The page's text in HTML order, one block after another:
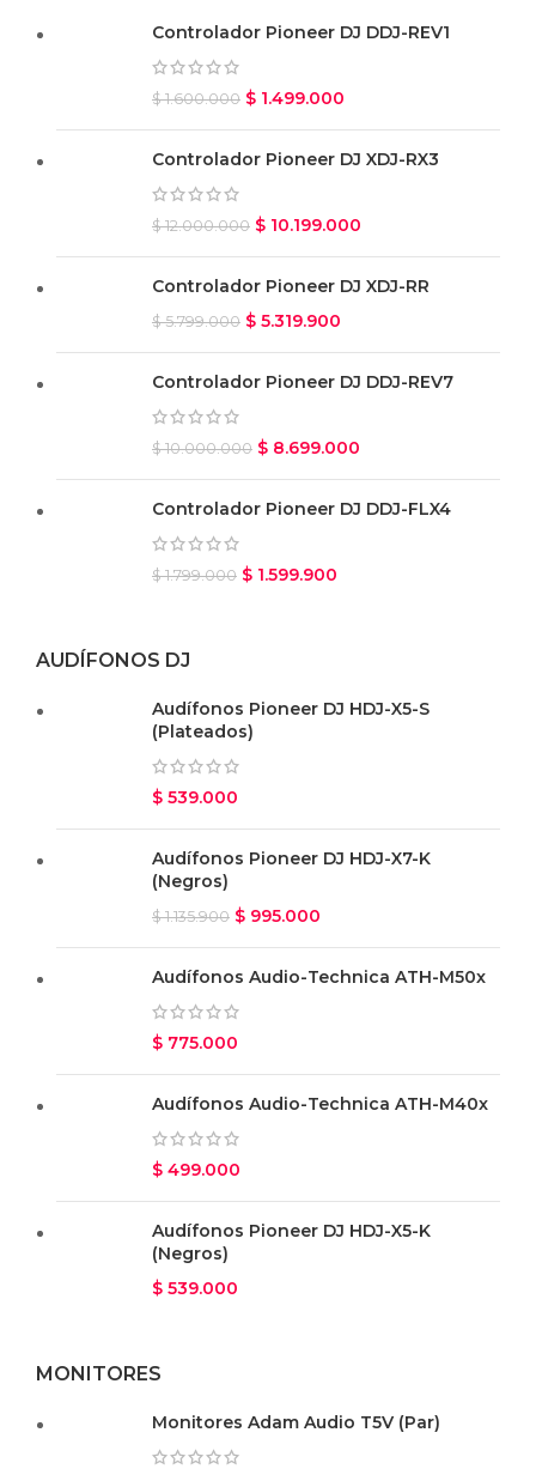
Controlador Pioneer DJ DDJ-REV1
$1.600.000 $ 1.499.000
Controlador Pioneer DJ XDJ-RX3
$12.000.000 $ 10.199.000
Controlador Pioneer DJ XDJ-RR
$5.799.000 $ 5.319.900
Controlador Pioneer DJ DDJ-REV7
$10.000.000 $ 8.699.000
Controlador Pioneer DJ DDJ-FLX4
$1.799.000 $ 1.599.900
AUDÍFONOS DJ
Audífonos Pioneer DJ HDJ-X5-S
(Plateados)
$ 539.000
Audífonos Pioneer DJ HDJ-X7-K
(Negros)
$1.135.900 $ 995.000
Audífonos Audio-Technica ATH-M50x
$ 775.000
Audífonos Audio-Technica ATH-M40x
$ 499.000
Audífonos Pioneer DJ HDJ-X5-K
(Negros)
$ 539.000
MONITORES
Monitores Adam Audio T5V (Par)